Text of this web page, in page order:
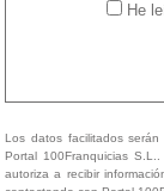
He
Los datos facilitados
Portal 100Franquicias
autoriza a recibir